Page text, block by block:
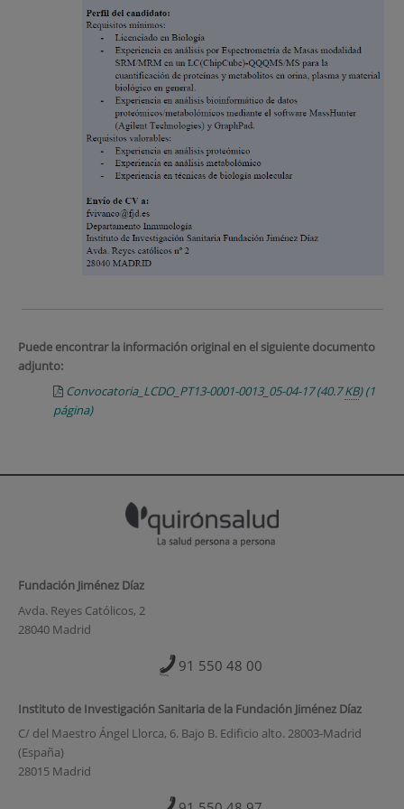
Puede encontrar la información original en el siguiente documento
adjunto:
Convocatoria_LCDO_PT13-0001-0013_05-04-17(40.7KB)(1
página)
Fundación Jiménez Díaz
Avda. Reyes Católicos, 2
28040 Madrid
91 550 48 00
Instituto de Investigación Sanitaria de la Fundación Jiménez Díaz
C/ del Maestro Ángel Llorca, 6. Bajo B. Edificio alto. 28003-Madrid
(España)
28015 Madrid